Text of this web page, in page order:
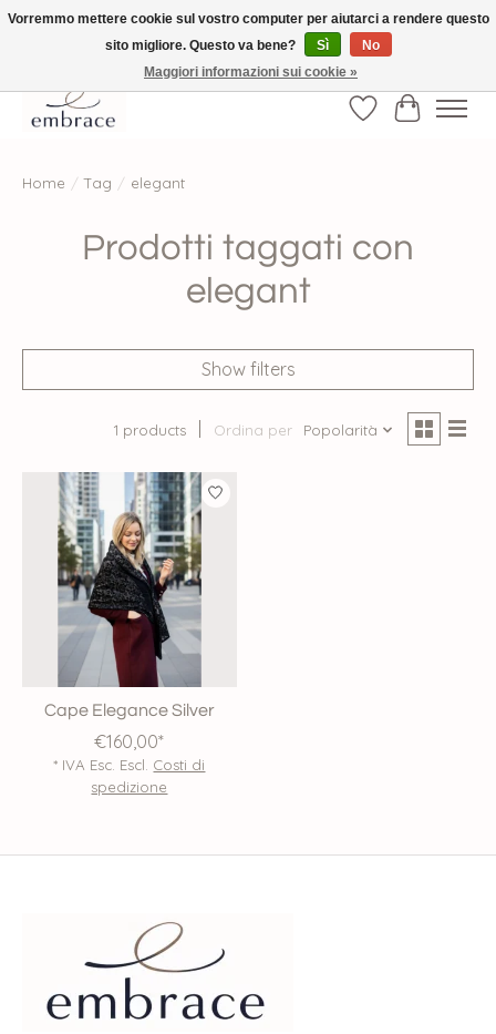
√ Versandkostenfrei ab € 40-, √ Made with Love and Happiness √Exklusiv und
nur hier im Onlineshop √high-quality & long-lasting fashion
Lista deiCarrello
Home / Tag / elegant
Prodotti taggati con
elegant
Show filters
1 products Ordina per Popolarità
Cape Elegance Silver
€160,00*
* IVA Esc. Escl. Costi di
spedizione
Vorremmo mettere cookie sul vostro computer per aiutarci a rendere questo
sito migliore. Questo va bene?
Sì
No
Maggiori informazioni sui cookie »